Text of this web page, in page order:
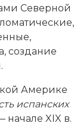
Северной
создание
Америке
испанских
XIX в.